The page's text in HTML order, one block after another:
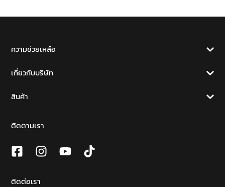
ความช่วยเหลือ
เกี่ยวกับบริษัท
สินค้า
ติดตามเรา
ติดต่อเรา